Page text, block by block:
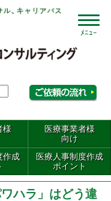
様
医療事業者様
向け
作成
医療人事制度作成
ポイント
ハラ」はどう違